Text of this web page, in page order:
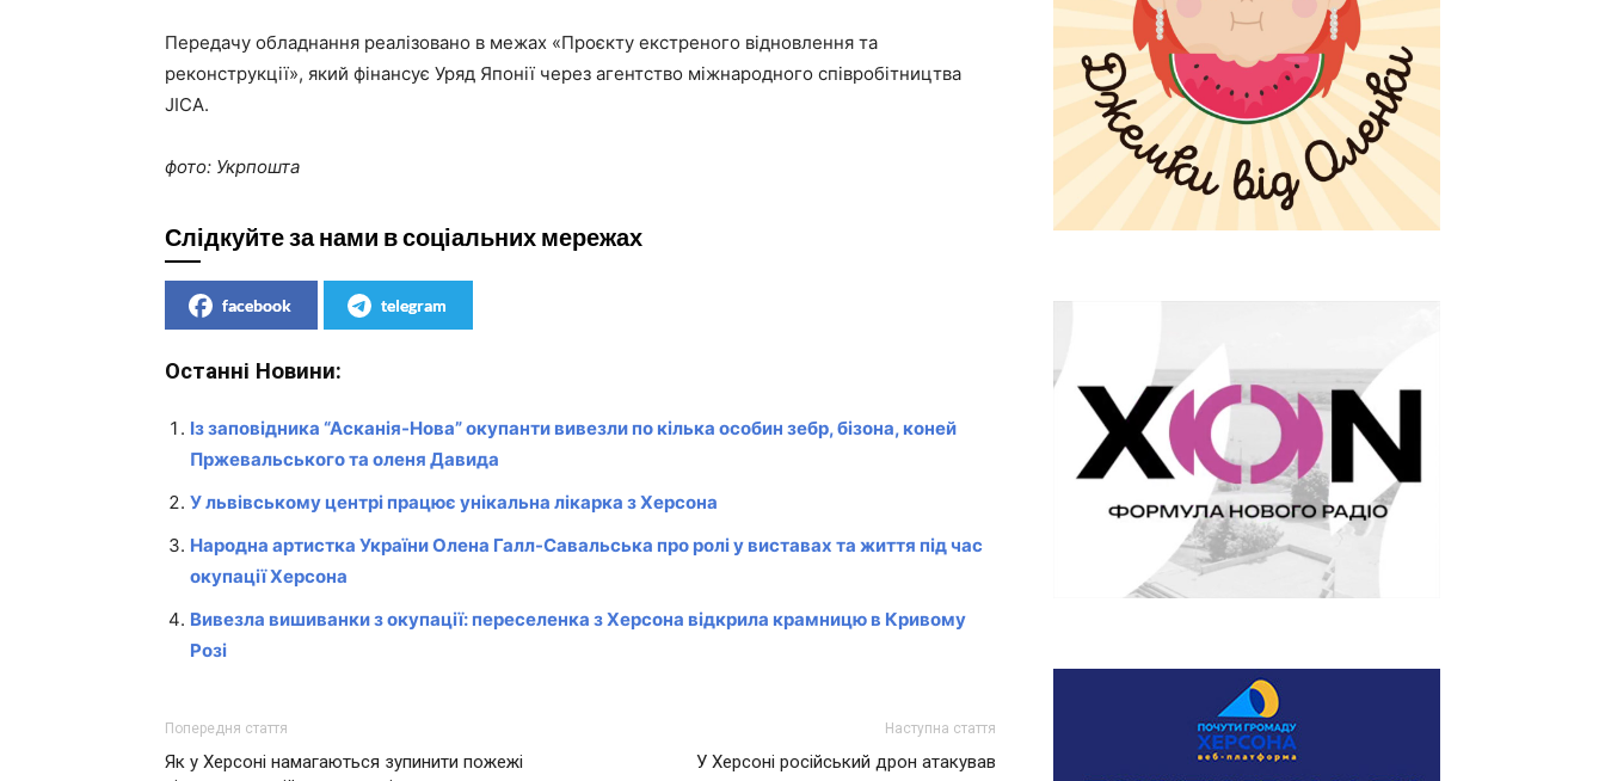
Передачу обладнання реалізовано в межах «Проєкту екстреного відновлення та
реконструкції», який фінансує Уряд Японії через агентство міжнародного співробітництва
JICA.
фото: Укрпошта
Слідкуйте за нами в соціальних мережах
facebook telegram
Останні Новини:
Із заповідника “Асканія-Нова” окупанти вивезли по кілька особин зебр, бізона, коней
Пржевальського та оленя Давида
У львівському центрі працює унікальна лікарка з Херсона
Народна артистка України Олена Галл-Савальська про ролі у виставах та життя під час
окупації Херсона
Вивезла вишиванки з окупації: переселенка з Херсона відкрила крамницю в Кривому
Розі
Попередня стаття
Як у Херсоні намагаються зупинити пожежі
Наступна стаття
У Херсоні російський дрон атакував